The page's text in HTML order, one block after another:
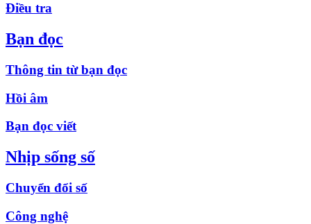
Điều tra
Bạn đọc
Thông tin từ bạn đọc
Hồi âm
Bạn đọc viết
Nhịp sống số
Chuyển đổi số
Công nghệ